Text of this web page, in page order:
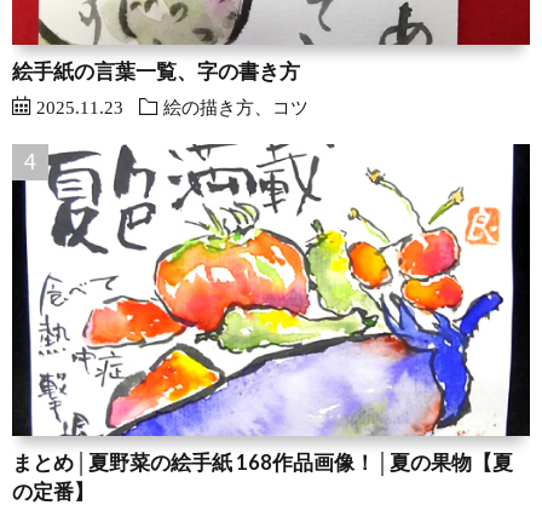
絵手紙の言葉一覧、字の書き方
2025.11.23 絵の描き方、コツ
まとめ│夏野菜の絵手紙 168作品画像！│夏の果物【夏
の定番】